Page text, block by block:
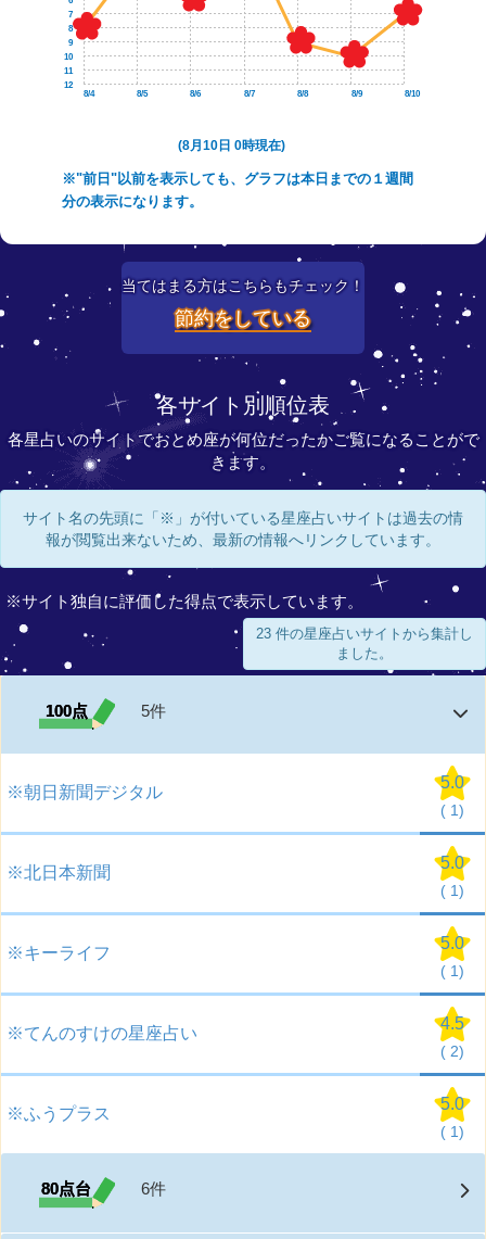
8/4 8/5 8/6 8/7 8/8 8/9 8/10
12
11
10
9
8
7
(8月10日 0時現在)
※"前日"以前を表示しても、グラフは本日までの１週間
分の表示になります。
当てはまる方はこちらもチェック！
節約をしている
各サイト別順位表
各星占いのサイトでおとめ座が何位だったかご覧になることがで
きます。
サイト名の先頭に「※」が付いている星座占いサイトは過去の情
報が閲覧出来ないため、最新の情報へリンクしています。
※サイト独自に評価した得点で表示しています。
23 件の星座占いサイトから集計し
ました。
100点 5件
※朝日新聞デジタル
5.0
( 1)
※北日本新聞
5.0
( 1)
※キーライフ
5.0
( 1)
※てんのすけの星座占い
4.5
( 2)
※ふうプラス
5.0
( 1)
80点台 6件